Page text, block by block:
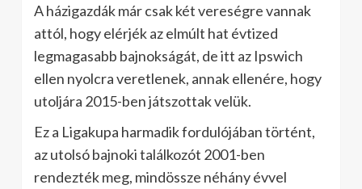
A házigazdák már csak két vereségre vannak
attól, hogy elérjék az elmúlt hat évtized
legmagasabb bajnokságát, de itt az Ipswich
ellen nyolcra veretlenek, annak ellenére, hogy
utoljára 2015-ben játszottak velük.
Ez a Ligakupa harmadik fordulójában történt,
az utolsó bajnoki találkozót 2001-ben
rendezték meg, mindössze néhány évvel